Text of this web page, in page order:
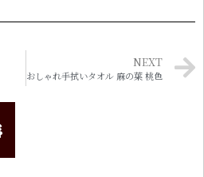
NEXT
おしゃれ手拭いタオル 麻の葉 桃色